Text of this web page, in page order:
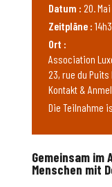
Gemeinsam im
Menschen mit
Datum : 20.
Zeitpläne :
Ort :
Association
23, rue du
Kontakt &
Die Teilnahme